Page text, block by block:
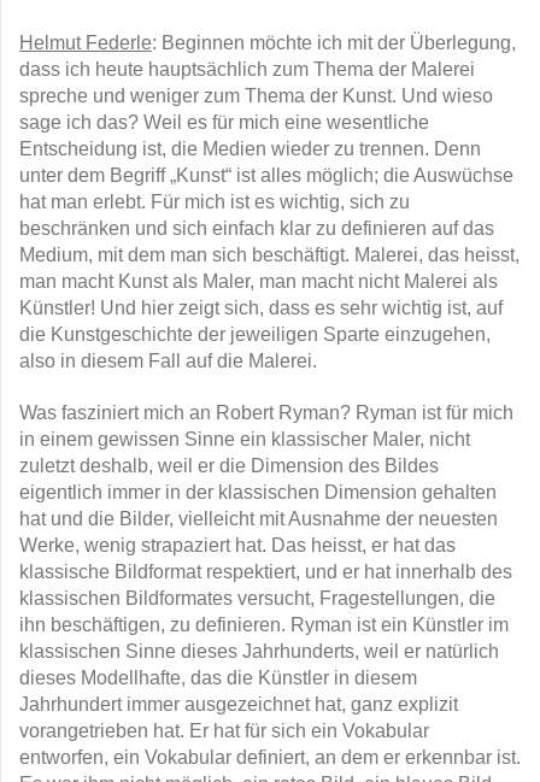
Helmut Federle: Beginnen möchte ich mit der Überlegung,
dass ich heute hauptsächlich zum Thema der Malerei
spreche und weniger zum Thema der Kunst. Und wieso
sage ich das? Weil es für mich eine wesentliche
Entscheidung ist, die Medien wieder zu trennen. Denn
unter dem Begriff „Kunst“ ist alles möglich; die Auswüchse
hat man erlebt. Für mich ist es wichtig, sich zu
beschränken und sich einfach klar zu definieren auf das
Medium, mit dem man sich beschäftigt. Malerei, das heisst,
man macht Kunst als Maler, man macht nicht Malerei als
Künstler! Und hier zeigt sich, dass es sehr wichtig ist, auf
die Kunstgeschichte der jeweiligen Sparte einzugehen,
also in diesem Fall auf die Malerei.
Was fasziniert mich an Robert Ryman? Ryman ist für mich
in einem gewissen Sinne ein klassischer Maler, nicht
zuletzt deshalb, weil er die Dimension des Bildes
eigentlich immer in der klassischen Dimension gehalten
hat und die Bilder, vielleicht mit Ausnahme der neuesten
Werke, wenig strapaziert hat. Das heisst, er hat das
klassische Bildformat respektiert, und er hat innerhalb des
klassischen Bildformates versucht, Fragestellungen, die
ihn beschäftigen, zu definieren. Ryman ist ein Künstler im
klassischen Sinne dieses Jahrhunderts, weil er natürlich
dieses Modellhafte, das die Künstler in diesem
Jahrhundert immer ausgezeichnet hat, ganz explizit
vorangetrieben hat. Er hat für sich ein Vokabular
entworfen, ein Vokabular definiert, an dem er erkennbar ist.